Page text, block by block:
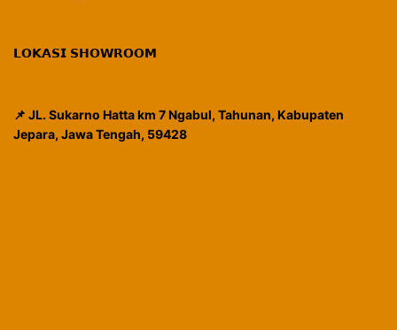
𝗟𝗢𝗞𝗔𝗦𝗜 𝗦𝗛𝗢𝗪𝗥𝗢𝗢𝗠
📌 JL. Sukarno Hatta km 7 Ngabul, Tahunan, Kabupaten
Jepara, Jawa Tengah, 59428